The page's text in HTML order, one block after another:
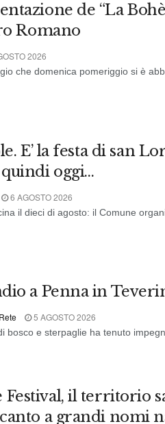
de “La
Romano
2026
che domenica pomeriggio si è
E’ la festa di san
oggi…
6 AGOSTO 2026
il dieci di agosto: il Comune
a Penna in
5 AGOSTO 2026
bosco e sterpaglie ha tenuto
Festival, il territorio
a grandi nomi